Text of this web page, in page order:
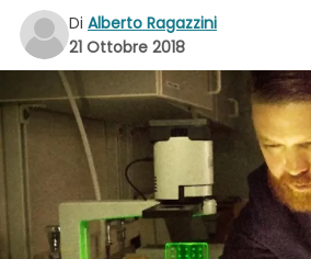
Di Alberto Ragazzini
21 Ottobre 2018